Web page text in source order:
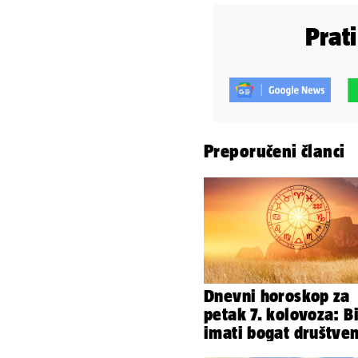
Preporučeni članci
Dnevni horoskop za
petak 7. kolovoza:
imati bogat